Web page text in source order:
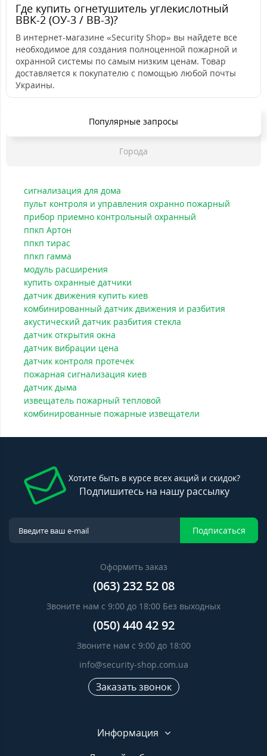
Где купить огнетушитель углекислотный
ВВК-2 (ОУ-3 / ВВ-3)?
В интернет-магазине «Security Shop» вы найдете все
необходимое для создания полноценной пожарной и
охранной системы по самым низким ценам. Товар
доставляется к покупателю с помощью любой почты
Украины.
Популярные запросы
Города
сигнализация для дома
пульт контроля и управления охранно пожарный
прибор приемно контрольный охранный
ппкп Артон
ппкп тирас
ппкп гамма
модуль расширения
купить охранные датчики
датчик движения купить киев
комбинированный датчик движения и разбития
акустический датчик разбития стекла
датчик открытия окна
датчик вибрации цена
датчик контроля протечек
пожарная сигнализация киев
датчик дыма
извещатель пожарный тепловой
комбинированные пожарные извещатели
Хотите быть в курсе всех акций и скидок?
Подпишитесь на нашу рассылку
Подписаться
Оформить заказ
(063) 232 52 08
Звоните нам с 9:00 до 18:00 Без выходных
(050) 440 42 92
Звоните нам с 9:00 до 18:00
info@security-shop.com.ua
Заказать звонок
Информация